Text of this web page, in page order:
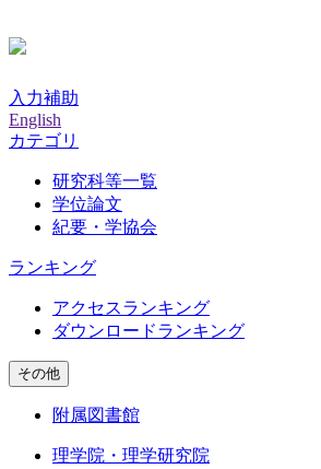
入力補助
English
カテゴリ
研究科等一覧
学位論文
紀要・学協会
ランキング
アクセスランキング
ダウンロードランキング
その他
附属図書館
理学院・理学研究院